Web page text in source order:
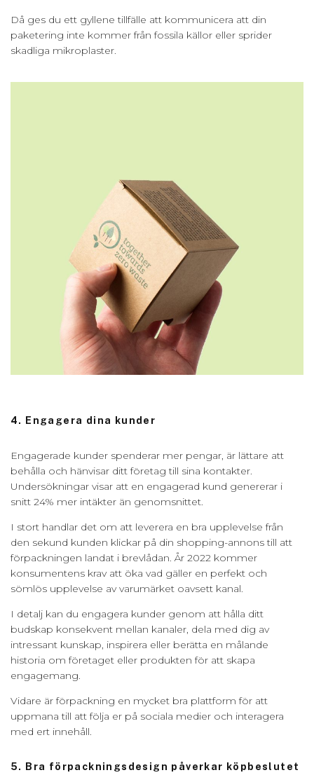
Då ges du ett gyllene tillfälle att kommunicera att din
paketering inte kommer från fossila källor eller sprider
skadliga mikroplaster.
4. Engagera dina kunder
Engagerade kunder spenderar mer pengar, är lättare att
behålla och hänvisar ditt företag till sina kontakter.
Undersökningar visar att en engagerad kund genererar i
snitt 24% mer intäkter än genomsnittet.
I stort handlar det om att leverera en bra upplevelse från
den sekund kunden klickar på din shopping-annons till att
förpackningen landat i brevlådan. År 2022 kommer
konsumentens krav att öka vad gäller en perfekt och
sömlös upplevelse av varumärket oavsett kanal.
I detalj kan du engagera kunder genom att hålla ditt
budskap konsekvent mellan kanaler, dela med dig av
intressant kunskap, inspirera eller berätta en målande
historia om företaget eller produkten för att skapa
engagemang.
Vidare är förpackning en mycket bra plattform för att
uppmana till att följa er på sociala medier och interagera
med ert innehåll.
5. Bra förpackningsdesign påverkar köpbeslutet